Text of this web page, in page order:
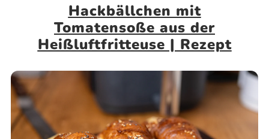
Hackbällchen mit
Tomatensoße aus der
Heißluftfritteuse | Rezept